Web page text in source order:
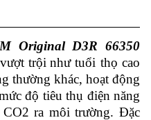
Original D3R 66350
trội như tuổi thọ cao
thường khác, hoạt động
độ tiêu thụ điện năng
ra môi trường. Đặc